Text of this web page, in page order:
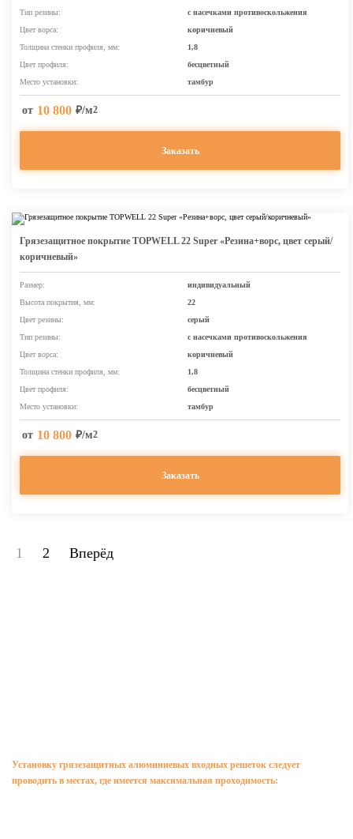
Тип резины:
с насечками противоскольжения
Цвет ворса:
коричневый
Толщина стенки профиля, мм:
1,8
Цвет профиля:
бесцветный
Место установки:
тамбур
от 10 800 ₽/м2
Заказать
Грязезащитное покрытие TOPWELL 22 Super «Резина+ворс, цвет серый/
коричневый»
Размер:
индивидуальный
Высота покрытия, мм:
22
Цвет резины:
серый
Тип резины:
с насечками противоскольжения
Цвет ворса:
коричневый
Толщина стенки профиля, мм:
1,8
Цвет профиля:
бесцветный
Место установки:
тамбур
от 10 800 ₽/м2
Заказать
1 2 Вперёд
Установку грязезащитных алюминиевых входных решеток следует
проводить в местах, где имеется максимальная проходимость: